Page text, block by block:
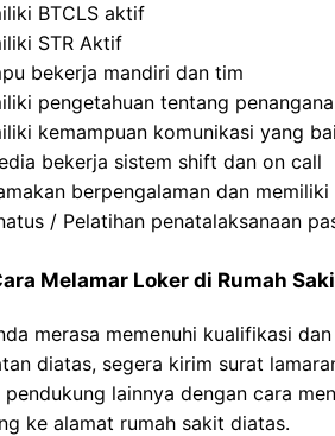
BTCLS aktif
STR Aktif
bekerja mandiri dan tim
pengetahuan tentang
kemampuan komunikasi yang
bekerja sistem shift dan on call
berpengalaman dan memiliki
/ Pelatihan penatalaksanaan
Melamar Loker di Rumah
merasa memenuhi kualifikasi
diatas, segera kirim surat
pendukung lainnya dengan cara
ke alamat rumah sakit diatas.